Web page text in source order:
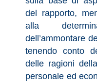
del rapporto,
alla
dell’ammontare
tenendo conto
delle ragioni
personale ed